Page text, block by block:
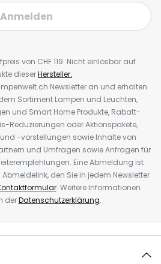
Anmelden
von CHF 119. Nicht einlösbar auf
dieserHersteller.
Newsletter an und erhalten
Sortiment Lampen und Leuchten,
und Smart Home Produkte, Rabatt-
Reduzierungen oder Aktionspakete,
-vorstellungen sowie Inhalte von
und Umfragen sowie Anfragen für
Eine Abmeldung ist
den Sie in jedem Newsletter
. Weitere Informationen
derDatenschutzerklärung.